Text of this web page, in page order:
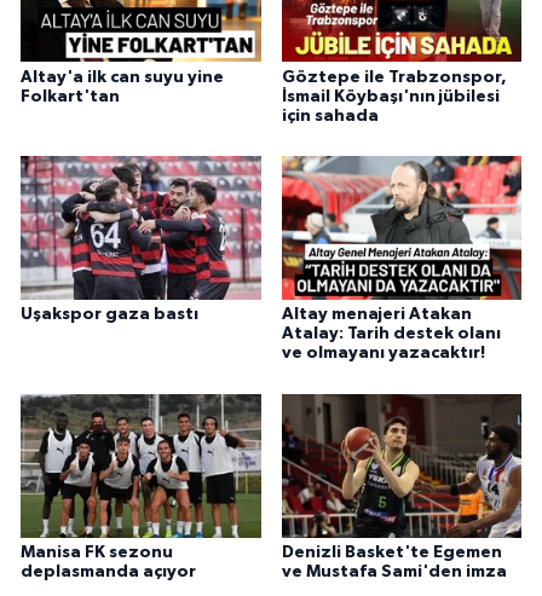
Altay'a ilk can suyu yine
Folkart'tan
Göztepe ile Trabzonspor,
İsmail Köybaşı'nın jübilesi
için sahada
Uşakspor gaza bastı
Altay menajeri Atakan
Atalay: Tarih destek olanı
ve olmayanı yazacaktır!
Manisa FK sezonu
deplasmanda açıyor
Denizli Basket'te Egemen
ve Mustafa Sami'den imza